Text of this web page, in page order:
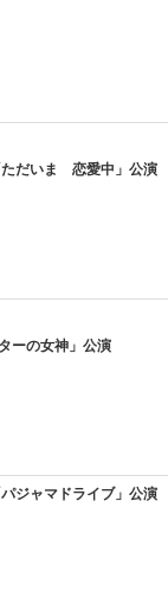
ただいま 恋愛中」公演
ーの女神」公演
ジャマドライブ」公演